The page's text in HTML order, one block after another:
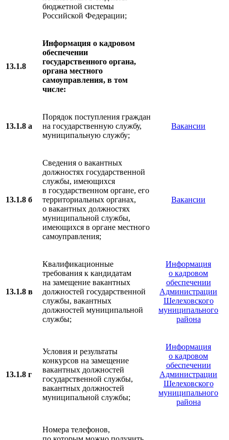
бюджетной системы
Российской Федерации;
13.1.8
Информация о кадровом
обеспечении
государственного органа,
органа местного
самоуправления, в том
числе:
13.1.8 а
Порядок поступления граждан
на государственную службу,
муниципальную службу;
Вакансии
13.1.8 б
Сведения о вакантных
должностях государственной
службы, имеющихся
в государственном органе, его
территориальных органах,
о вакантных должностях
муниципальной службы,
имеющихся в органе местного
самоуправления;
Вакансии
13.1.8 в
Квалификационные
требования к кандидатам
на замещение вакантных
должностей государственной
службы, вакантных
должностей муниципальной
службы;
Информация
о кадровом
обеспечении
Администрации
Шелеховского
муниципального
района
13.1.8 г
Условия и результаты
конкурсов на замещение
вакантных должностей
государственной службы,
вакантных должностей
муниципальной службы;
Информация
о кадровом
обеспечении
Администрации
Шелеховского
муниципального
района
Номера телефонов,